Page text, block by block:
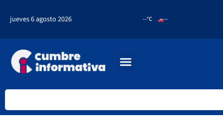
jueves 6 agosto 2026 --°C --